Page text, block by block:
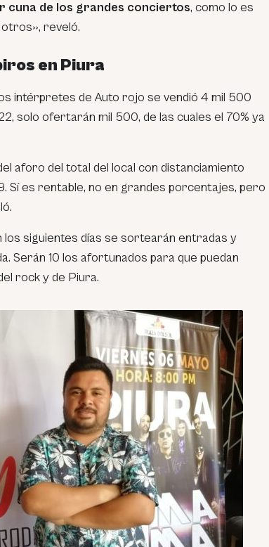
cuna de los grandes conciertos, como lo es
reveló.
en Piura
intérpretes de Auto rojo se vendió 4 mil 500
solo ofertarán mil 500, de las cuales el 70% ya
aforo del total del local con distanciamiento
Sí es rentable, no en grandes porcentajes, pero
los siguientes días se sortearán entradas y
Serán 10 los afortunados para que puedan
rock y de Piura.